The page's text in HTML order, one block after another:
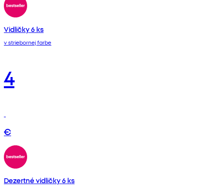
Vidličky 6 ks
v striebornej farbe
4
€
Dezertné vidličky 6 ks